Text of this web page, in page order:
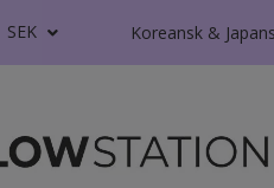
SEK Koreansk &